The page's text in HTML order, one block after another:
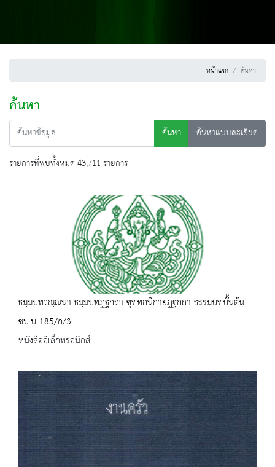
หน้าแรก ค้นหา
ค้นหา
ค้นหา
ค้นหาแบบละเอียด
รายการที่พบทั้งหมด 43,711 รายการ
ธมฺมปทวณฺณนา ธมฺมปทฎฐกถา ขุทฺทกนิกายฎฐกถา ธรรมบทบั้นต้น
ชบ.บ 185/ก/3
หนังสืออิเล็กทรอนิกส์